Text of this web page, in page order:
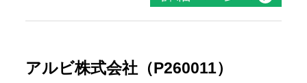
アルビ株式会社（P260011）